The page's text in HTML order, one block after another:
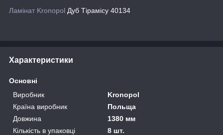
Ламінат Kronopol Дуб Тірамісу 40134
Характеристики
Основні
Виробник
Kronopol
Країна виробник
Польща
Довжина
1380 мм
Кількість в упаковці
8 шт.